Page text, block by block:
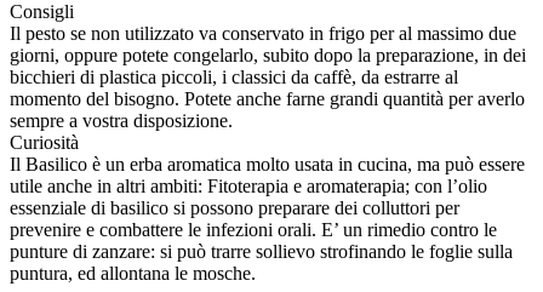
Consigli
Il pesto se non utilizzato va conservato in frigo per al massimo due
giorni, oppure potete congelarlo, subito dopo la preparazione, in dei
bicchieri di plastica piccoli, i classici da caffè, da estrarre al
momento del bisogno. Potete anche farne grandi quantità per averlo
sempre a vostra disposizione.
Curiosità
Il Basilico è un erba aromatica molto usata in cucina, ma può essere
utile anche in altri ambiti: Fitoterapia e aromaterapia; con l’olio
essenziale di basilico si possono preparare dei colluttori per
prevenire e combattere le infezioni orali. E’ un rimedio contro le
punture di zanzare: si può trarre sollievo strofinando le foglie sulla
puntura, ed allontana le mosche.